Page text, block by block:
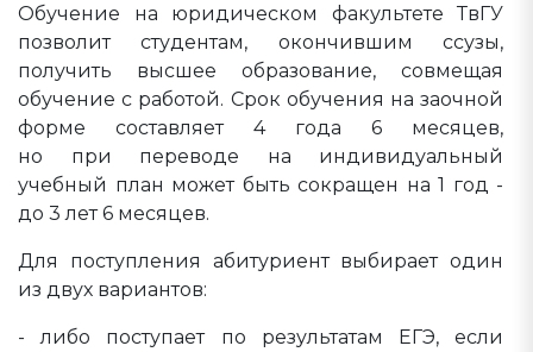
Обучение на юридическом факультете ТвГУ
позволит студентам, окончившим ссузы,
получить высшее образование, совмещая
обучение с работой. Срок обучения на заочной
форме составляет 4 года 6 месяцев,
но при переводе на индивидуальный
учебный план может быть сокращен на 1 год -
до 3 лет 6 месяцев.
Для поступления абитуриент выбирает один
из двух вариантов:
- либо поступает по результатам ЕГЭ, если